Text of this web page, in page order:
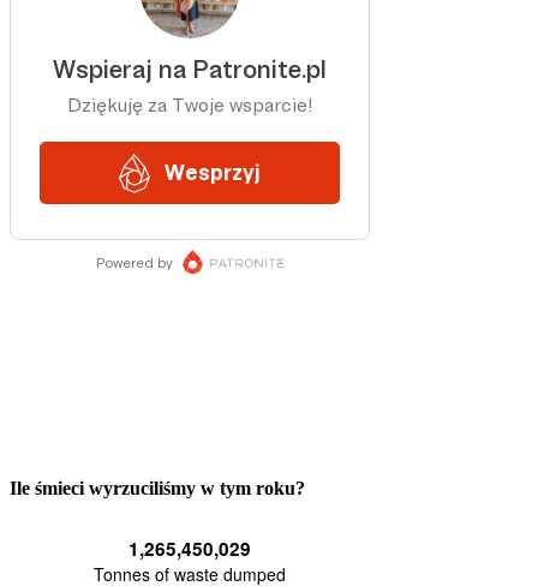
Ile śmieci wyrzuciliśmy w tym roku?